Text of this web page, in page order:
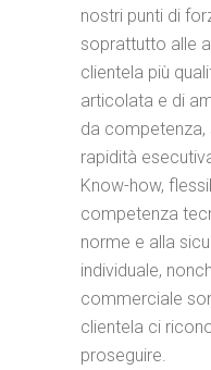
nostri punti di
soprattutto alle
clientela più
articolata e di
da competenza,
rapidità
Know-how,
competenza
norme e alla
individuale,
commerciale
clientela ci
proseguire.